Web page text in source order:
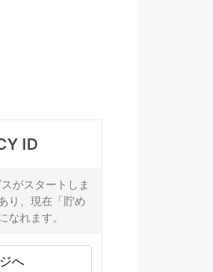
ID
がスタートしま
り、現在「貯め
なれます。
へ